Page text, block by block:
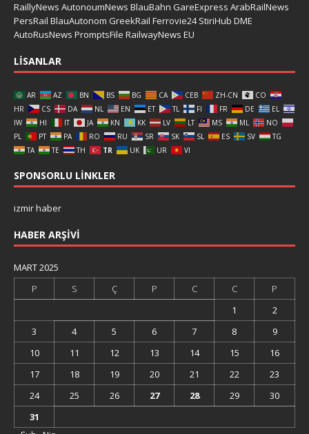
RaillyNews AutonoumNews BlauBahn GareExpress ArabRailNews
PersRail BlauAutonom GreekRail Ferrovie24 StiriHub DME
AutoRusNews PromptsFile RailwayNews EU
LISANLAR
AR AZ BN BS BG CA CEB ZH-CN
CO
HR
CS DA NL EN ET TL FI FR DE
EL
IW
HI IT JA KN KK LV LT MS ML
NO
PL
PT PA RO RU SR SK SL ES SV
TG
TA
TE TH TR UK UR VI
SPONSORLU LINKLER
izmir haber
HABER ARŞIVI
MART 2025
P
S Ç P C C
P
1
2
3
4 5 6 7 8
9
10
11 12 13 14 15
16
17
18 19 20 21 22
23
24
25 26 27 28 29
30
31